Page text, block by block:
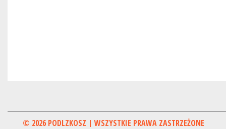
© 2026 PODLZKOSZ | WSZYSTKIE PRAWA ZASTRZEŻONE